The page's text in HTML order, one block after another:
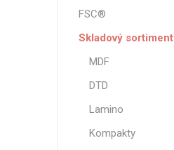
FSC®
Skladový sortiment
MDF
DTD
Lamino
Kompakty